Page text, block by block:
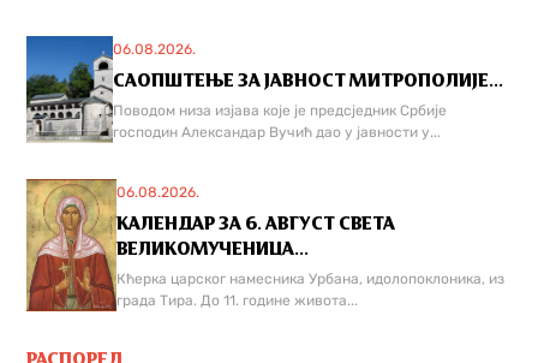
06.08.2026.
САОПШТЕЊЕ ЗА ЈАВНОСТ МИТРОПОЛИЈЕ...
Поводом низа изјава које је предсједник Србије
господин Александар Вучић дао у јавности у...
06.08.2026.
КАЛЕНДАР ЗА 6. АВГУСТ СВЕТА
ВЕЛИКОМУЧЕНИЦА...
Кћерка царског намесника Урбана, идолопоклоника, из
града Тира. До 11. године живота...